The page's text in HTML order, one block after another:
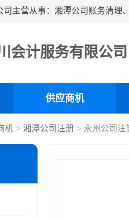
会计服务有限公司
供应商机
机 > 湘潭公司注册 > 永州公司注